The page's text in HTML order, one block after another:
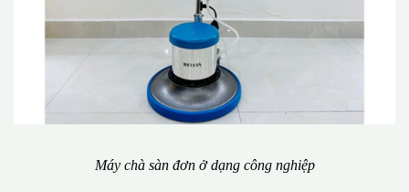
Máy chà sàn đơn ở dạng công nghiệp